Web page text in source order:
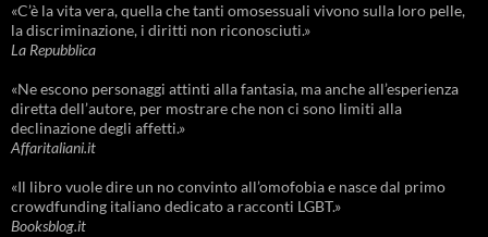
«C’è la vita vera, quella che tanti omosessuali vivono sulla loro pelle,
la discriminazione, i diritti non riconosciuti.»
La Repubblica
«Ne escono personaggi attinti alla fantasia, ma anche all’esperienza
diretta dell’autore, per mostrare che non ci sono limiti alla
declinazione degli affetti.»
Affaritaliani.it
«Il libro vuole dire un no convinto all’omofobia e nasce dal primo
crowdfunding italiano dedicato a racconti LGBT.»
Booksblog.it